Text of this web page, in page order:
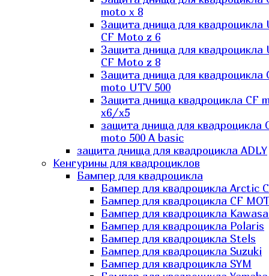
moto x 8
Защита днища для квадроцикла
CF Moto z 6
Защита днища для квадроцикла
CF Moto z 8
Защита днища для квадроцикла
moto UTV 500
Защита днища квадроцикла СF
x6/x5
защита днища для квадроцикла
moto 500 A basic
защита днища для квадроцикла ADLY
Кенгурины для квадроциклов
Бампер для квадроцикла
Бампер для квадроцикла Arctic
Бампер для квадроцикла CF
Бампер для квадроцикла
Бампер для квадроцикла Polaris
Бампер для квадроцикла Stels
Бампер для квадроцикла Suzuki
Бампер для квадроцикла SYM